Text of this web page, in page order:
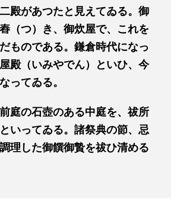
殿があつたと見えてゐる。御
（つ）き、御炊屋で、これを
ものである。鎌倉時代になっ
殿（いみやでん）といひ、今
ってゐる。
庭の石壺のある中庭を、祓所
といってゐる。諸祭典の節、忌
理した御饌御贄を祓ひ清める